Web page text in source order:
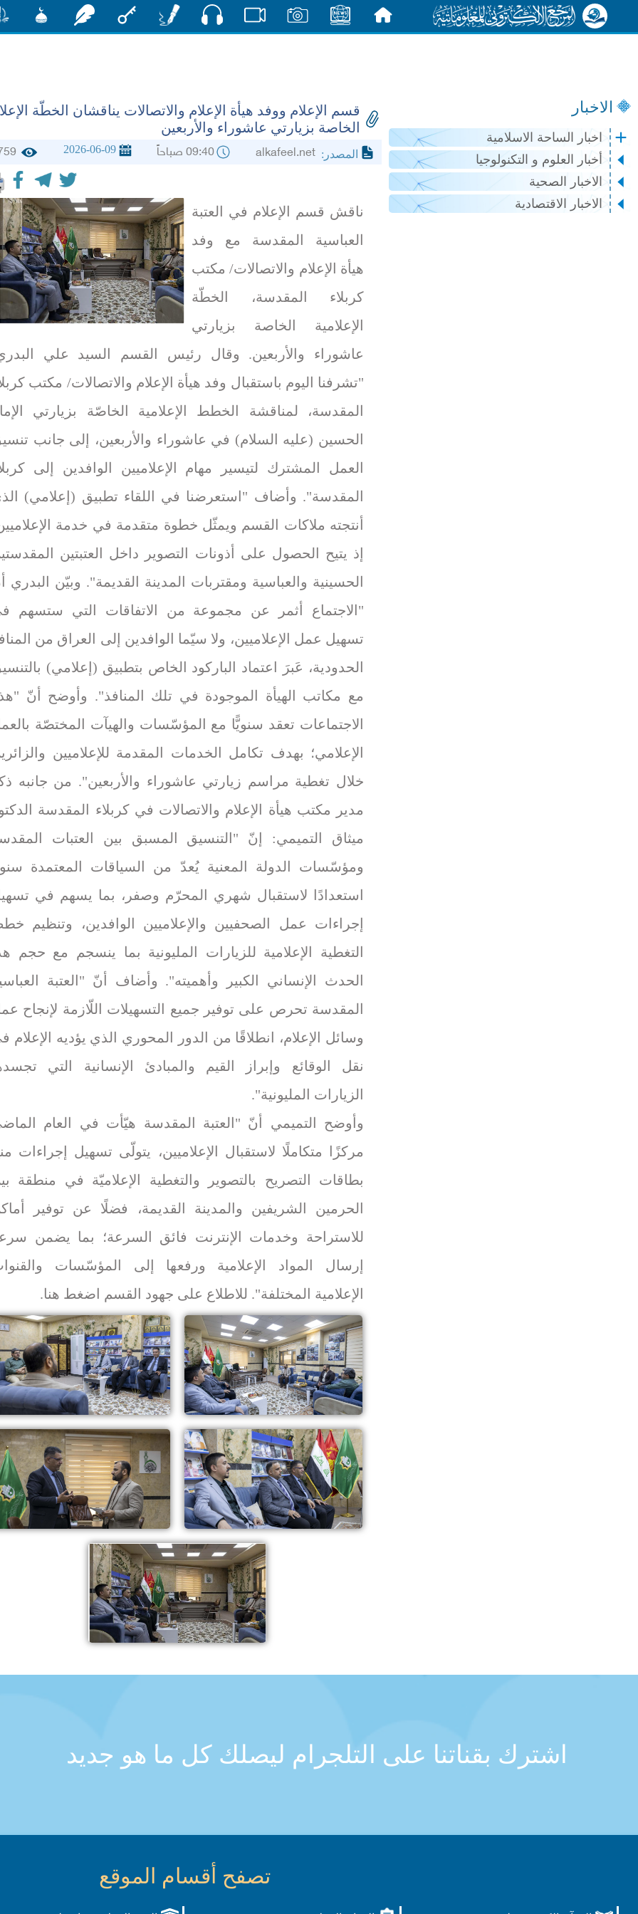
الاخبار
اخبار الساحة الاسلامية
أخبار العلوم و التكنولوجيا
الاخبار الصحية
الاخبار الاقتصادية
قسم الإعلام ووفد هيأة الإعلام والاتصالات يناقشان الخطّة
الخاصة بزيارتي عاشوراء والأربعين
المصدر: 09:40 صباحاً 2026-06-09
ناقش قسم الإعلام في العتبة
العباسية المقدسة مع وفد
هيأة الإعلام والاتصالات/ مكتب
كربلاء المقدسة، الخطّة
الإعلامية الخاصة بزيارتي
عاشوراء والأربعين. وقال رئيس القسم السيد علي
"تشرفنا اليوم باستقبال وفد هيأة الإعلام والاتصالات/ مكتب
المقدسة، لمناقشة الخطط الإعلامية الخاصّة بزيارتي
الحسين (عليه السلام) في عاشوراء والأربعين، إلى جانب
العمل المشترك لتيسير مهام الإعلاميين الوافدين إلى
المقدسة". وأضاف "استعرضنا في اللقاء تطبيق (إعلامي)
أنتجته ملاكات القسم ويمثّل خطوة متقدمة في خدمة
إذ يتيح الحصول على أذونات التصوير داخل العتبتين
الحسينية والعباسية ومقتربات المدينة القديمة". وبيّن البدري
"الاجتماع أثمر عن مجموعة من الاتفاقات التي ستسهم
تسهيل عمل الإعلاميين، ولا سيّما الوافدين إلى العراق من
الحدودية، عَبرَ اعتماد الباركود الخاص بتطبيق (إعلامي)
مع مكاتب الهيأة الموجودة في تلك المنافذ". وأوضح أنّ
الاجتماعات تعقد سنويًّا مع المؤسّسات والهيآت المختصّة
الإعلامي؛ بهدف تكامل الخدمات المقدمة للإعلاميين
خلال تغطية مراسم زيارتي عاشوراء والأربعين". من جانبه
مدير مكتب هيأة الإعلام والاتصالات في كربلاء المقدسة
ميثاق التميمي: إنّ "التنسيق المسبق بين العتبات
ومؤسّسات الدولة المعنية يُعدّ من السياقات المعتمدة
استعدادًا لاستقبال شهري المحرّم وصفر، بما يسهم في
إجراءات عمل الصحفيين والإعلاميين الوافدين، وتنظيم
التغطية الإعلامية للزيارات المليونية بما ينسجم مع حجم
الحدث الإنساني الكبير وأهميته". وأضاف أنّ "العتبة
المقدسة تحرص على توفير جميع التسهيلات اللّازمة لإنجاح
وسائل الإعلام، انطلاقًا من الدور المحوري الذي يؤديه الإعلام
نقل الوقائع وإبراز القيم والمبادئ الإنسانية التي
الزيارات المليونية".
وأوضح التميمي أنّ "العتبة المقدسة هيّأت في العام
مركزًا متكاملًا لاستقبال الإعلاميين، يتولّى تسهيل إجراءات
بطاقات التصريح بالتصوير والتغطية الإعلاميّة في منطقة
الحرمين الشريفين والمدينة القديمة، فضلًا عن توفير
للاستراحة وخدمات الإنترنت فائق السرعة؛ بما يضمن
إرسال المواد الإعلامية ورفعها إلى المؤسّسات
الإعلامية المختلفة". للاطلاع على جهود القسم
اضغط هنا.
اشترك بقناتنا على التلجرام ليصلك كل ما هو جديد
تصفح أقسام الموقع